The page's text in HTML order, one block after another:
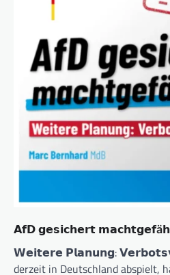
𝗔𝗳𝗗 𝗴𝗲𝘀𝗶𝗰𝗵𝗲𝗿𝘁
𝗪𝗲𝗶𝘁𝗲𝗿𝗲 𝗣𝗹𝗮𝗻𝘂𝗻𝗴:
derzeit in Deutschland abspielt,